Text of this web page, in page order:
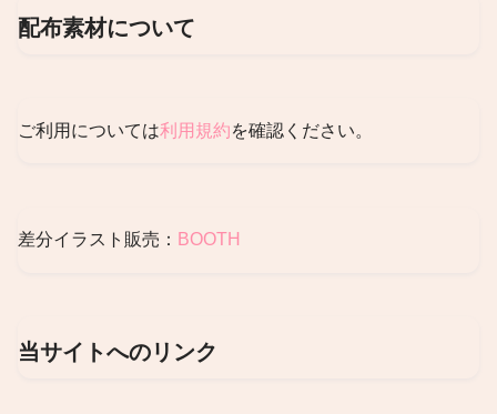
配布素材について
ご利用については利用規約を確認ください。
差分イラスト販売： BOOTH
当サイトへのリンク